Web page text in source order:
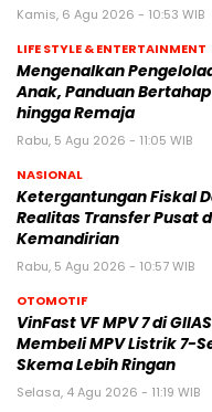
Kamis, 6 Agu 2026 - 10:53 WIB
LIFE STYLE & ENTERTAINMENT
Mengenalkan
Anak, Panduan
hingga Remaja
Rabu, 5 Agu 2026 - 11:05 WIB
NASIONAL
Ketergantungan Fiskal
Realitas Transfer Pusat
Kemandirian
Rabu, 5 Agu 2026 - 10:57 WIB
OTOMOTIF
VinFast VF MPV 7 di
Membeli MPV Listrik 7-
Skema Lebih Ringan
Selasa, 4 Agu 2026 - 11:19 WIB